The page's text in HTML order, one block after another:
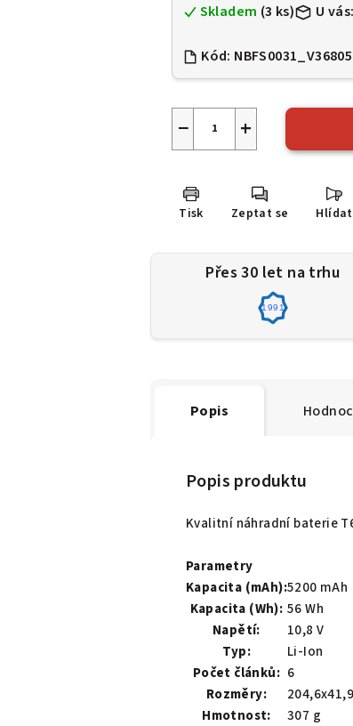
Skladem (3 ks) U vás:
Kód: NBFS0031_V36805
+
−
Tisk Zeptat se Hlídat
Přes 30 let na trhu
1991
Popis
Popis produktu
Kvalitní náhradní baterie
Parametry
Kapacita (mAh):5200 mAh
Kapacita (Wh): 56 Wh
Napětí:
10,8 V
Typ:
Li-Ion
Počet článků: 6
Rozměry:
Hmotnost:
307 g